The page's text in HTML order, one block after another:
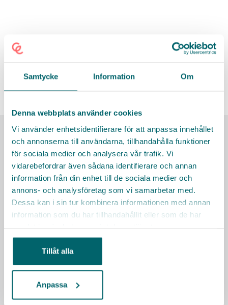
Samtycke Information Om
Denna webbplats använder cookies
Vi använder enhetsidentifierare för att anpassa innehållet
och annonserna till användarna, tillhandahålla funktioner
för sociala medier och analysera vår trafik. Vi
vidarebefordrar även sådana identifierare och annan
information från din enhet till de sociala medier och
annons- och analysföretag som vi samarbetar med.
Dessa kan i sin tur kombinera informationen med annan
information som du har tillhandahållit eller som de har
Tillåt alla
Anpassa
Din kunskap och erfarenhet
Här finns vi
KONTAKT